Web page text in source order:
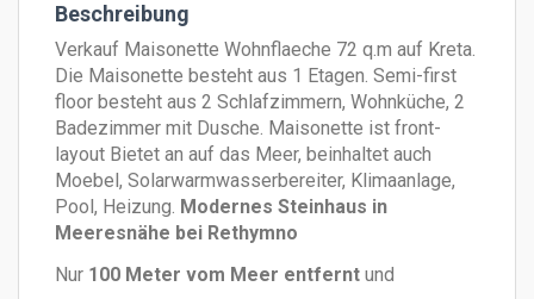
Beschreibung
Verkauf Maisonette Wohnflaeche 72 q.m auf Kreta.
Die Maisonette besteht aus 1 Etagen. Semi-first
floor besteht aus 2 Schlafzimmern, Wohnküche, 2
Badezimmer mit Dusche. Maisonette ist front-
layout Bietet an auf das Meer, beinhaltet auch
Moebel, Solarwarmwasserbereiter, Klimaanlage,
Pool, Heizung. Modernes Steinhaus in
Meeresnähe bei Rethymno
Nur 100 Meter vom Meer entfernt und